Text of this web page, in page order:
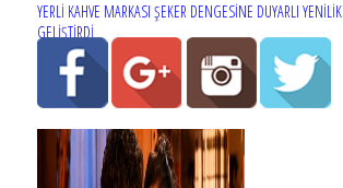
YERLİ KAHVE MARKASI ŞEKER DENGESİNE DUYARLI YENİLİK
GELİŞTİRDİ